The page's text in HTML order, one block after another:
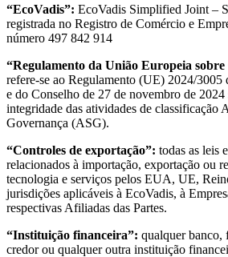
“EcoVadis”: EcoVadis Simplified Joint –
registrada no Registro de Comércio e
número 497 842 914
“Regulamento da União Europeia sobre
refere-se ao Regulamento (UE) 2024/3005
e do Conselho de 27 de novembro de 2024
integridade das atividades de classificação
Governança (ASG).
“Controles de exportação”: todas as leis
relacionados à importação, exportação ou
tecnologia e serviços pelos EUA, UE,
jurisdições aplicáveis à EcoVadis, à
respectivas Afiliadas das Partes.
“Instituição financeira”: qualquer banco,
credor ou qualquer outra instituição